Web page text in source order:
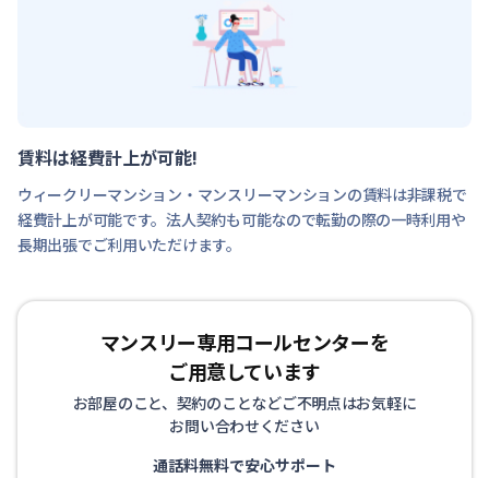
賃料は経費計上が可能!
ウィークリーマンション・マンスリーマンションの賃料は非課税で
経費計上が可能です。法人契約も可能なので転勤の際の一時利用や
長期出張でご利用いただけます。
マンスリー専用コールセンターを
ご用意しています
お部屋のこと、契約のことなどご不明点はお気軽に
お問い合わせください
通話料無料で安心サポート